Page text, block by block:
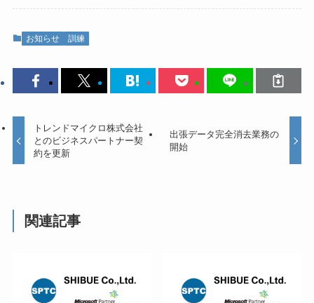
お知らせ 訓練
トレンドマイクロ株式会社
とのビジネスパートナー契
約を更新
出張データ完全消去業務の
開始
関連記事